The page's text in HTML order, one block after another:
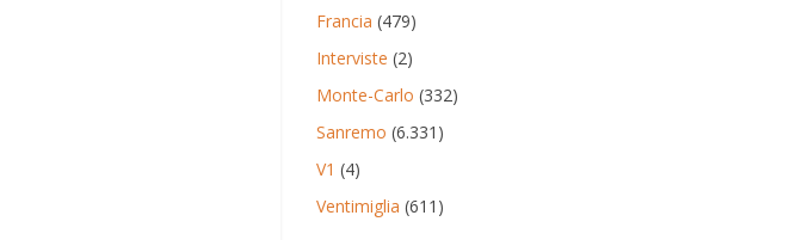
Francia (479)
Interviste (2)
Monte-Carlo (332)
Sanremo (6.331)
V1 (4)
Ventimiglia (611)